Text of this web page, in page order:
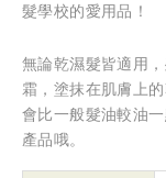
髮學校的愛用品！
無論乾濕髮皆適用
霜，塗抹在肌膚上
會比一般髮油較油
產品哦。